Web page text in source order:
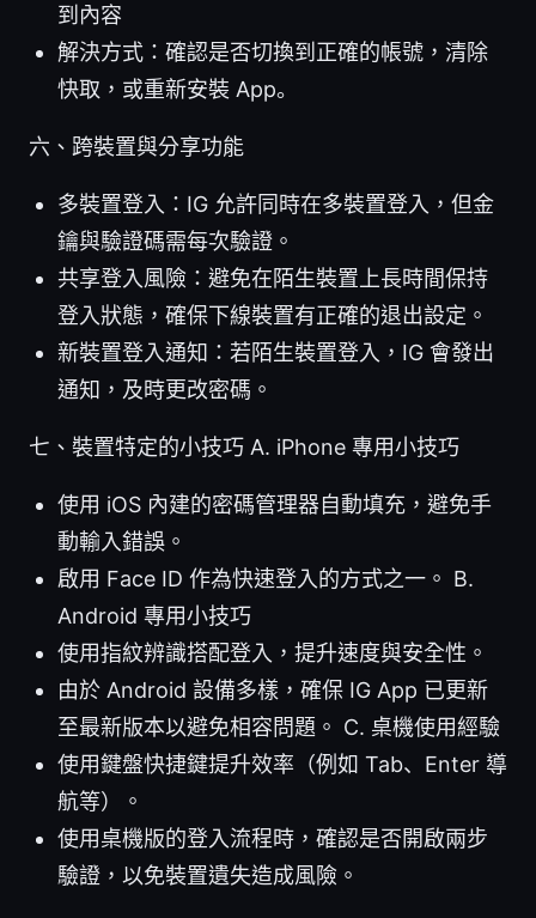
到內容
解決方式：確認是否切換到正確的帳號，清除
快取，或重新安裝 App。
六、跨裝置與分享功能
多裝置登入：IG 允許同時在多裝置登入，但金
鑰與驗證碼需每次驗證。
共享登入風險：避免在陌生裝置上長時間保持
登入狀態，確保下線裝置有正確的退出設定。
新裝置登入通知：若陌生裝置登入，IG 會發出
通知，及時更改密碼。
七、裝置特定的小技巧 A. iPhone 專用小技巧
使用 iOS 內建的密碼管理器自動填充，避免手
動輸入錯誤。
啟用 Face ID 作為快速登入的方式之一。 B.
Android 專用小技巧
使用指紋辨識搭配登入，提升速度與安全性。
由於 Android 設備多樣，確保 IG App 已更新
至最新版本以避免相容問題。 C. 桌機使用經驗
使用鍵盤快捷鍵提升效率（例如 Tab、Enter 導
航等）。
使用桌機版的登入流程時，確認是否開啟兩步
驗證，以免裝置遺失造成風險。